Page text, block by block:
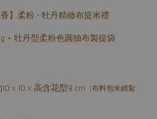
】柔粉 - 牡丹精緻布提米禮
+ 牡丹型柔粉色圓抽布製提袋
x 10 x 高含花型9 cm (布料包米綁紮